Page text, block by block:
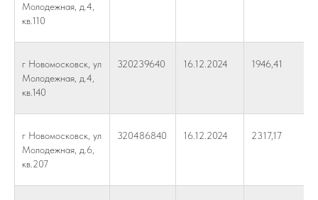
Молодежная, д.4,
кв.110
г Новомосковск, ул
Молодежная, д.4,
кв.140
320239640 16.12.2024 1946,41
г Новомосковск, ул
Молодежная, д.6,
кв.207
320486840 16.12.2024 2317,17